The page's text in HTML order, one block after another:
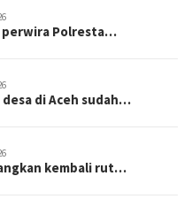
perwira Polresta…
desa di Aceh sudah…
kembali rut…